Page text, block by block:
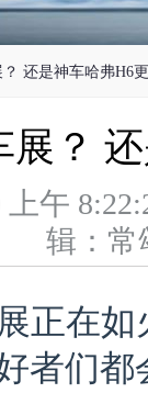
还是神车哈弗H6
展？
上午
辑：
正在如
者们都